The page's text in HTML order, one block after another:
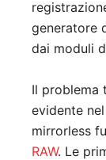
generatore
dai moduli
Il problema
evidente
mirrorless
RAW. Le